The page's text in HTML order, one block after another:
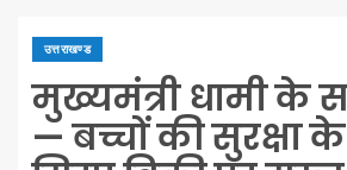
उत्तराखण्ड
मुख्यमंत्री धामी के
— बच्चों की